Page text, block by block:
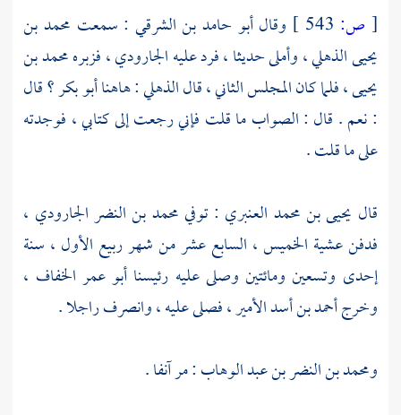
[ ص: وقالأبو حامد بن الشرقي : سمعت محمد بن
يحيى الذهلي، وأملى حديثا ، فرد عليهالجارودي، فزبرهمحمد بن
يحيى، فلما كان المجلس الثاني ، قالالذهلي: هاهناأبو بكر؟ قال
: نعم . قال : الصواب ما قلت فإني رجعت إلى كتابي ، فوجدته
على ما قلت .
قال يحيى بن محمد العنبري : توفيمحمد بن النضر الجارودي ،
فدفن عشية الخميس ، السابع عشر من شهر ربيع الأول ، سنة
إحدى وتسعين ومائتين وصلى عليه رئيسنا أبو عمر الخفاف ،
وخرجأحمد بن أسد الأمير، فصلى عليه ، وانصرف راجلا .
ومحمد بن النضر بن عبد الوهاب: مر آنفا .